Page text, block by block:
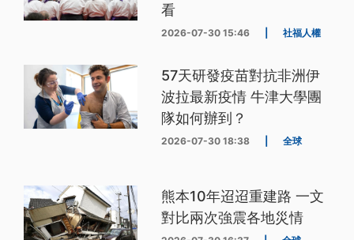
看
2026-07-30 15:46 社福人權
57天研發疫苗對抗非洲伊
波拉最新疫情 牛津大學團
隊如何辦到？
2026-07-30 18:38 全球
熊本10年迢迢重建路 一文
對比兩次強震各地災情